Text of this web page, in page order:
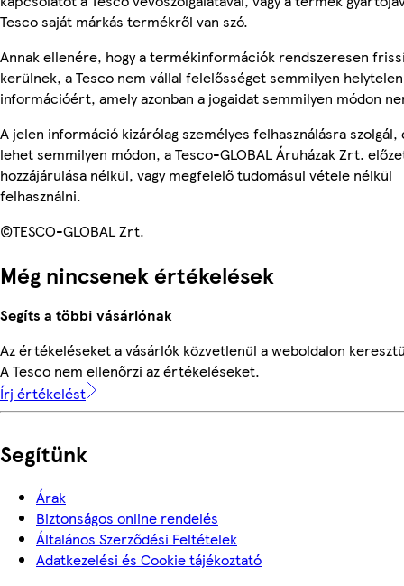
Tesco saját márkás termékről van szó.
Annak ellenére, hogy a termékinformációk rendszeresen
kerülnek, a Tesco nem vállal felelősséget semmilyen helytelen
információért, amely azonban a jogaidat semmilyen módon
A jelen információ kizárólag személyes felhasználásra szolgál,
lehet semmilyen módon, a Tesco-GLOBAL Áruházak Zrt.
hozzájárulása nélkül, vagy megfelelő tudomásul vétele nélkül
felhasználni.
©TESCO-GLOBAL Zrt.
Még nincsenek értékelések
Segíts a többi vásárlónak
Az értékeléseket a vásárlók közvetlenül a weboldalon
A Tesco nem ellenőrzi az értékeléseket.
Írj értékelést
Segítünk
Árak
Biztonságos online rendelés
Általános Szerződési Feltételek
Adatkezelési és Cookie tájékoztató